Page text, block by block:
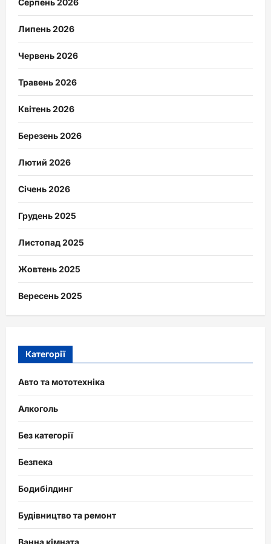
Липень 2026
Червень 2026
Травень 2026
Квітень 2026
Березень 2026
Лютий 2026
Січень 2026
Грудень 2025
Листопад 2025
Жовтень 2025
Вересень 2025
Категорії
Авто та мототехніка
Алкоголь
Без категорії
Безпека
Бодибілдинг
Будівництво та ремонт